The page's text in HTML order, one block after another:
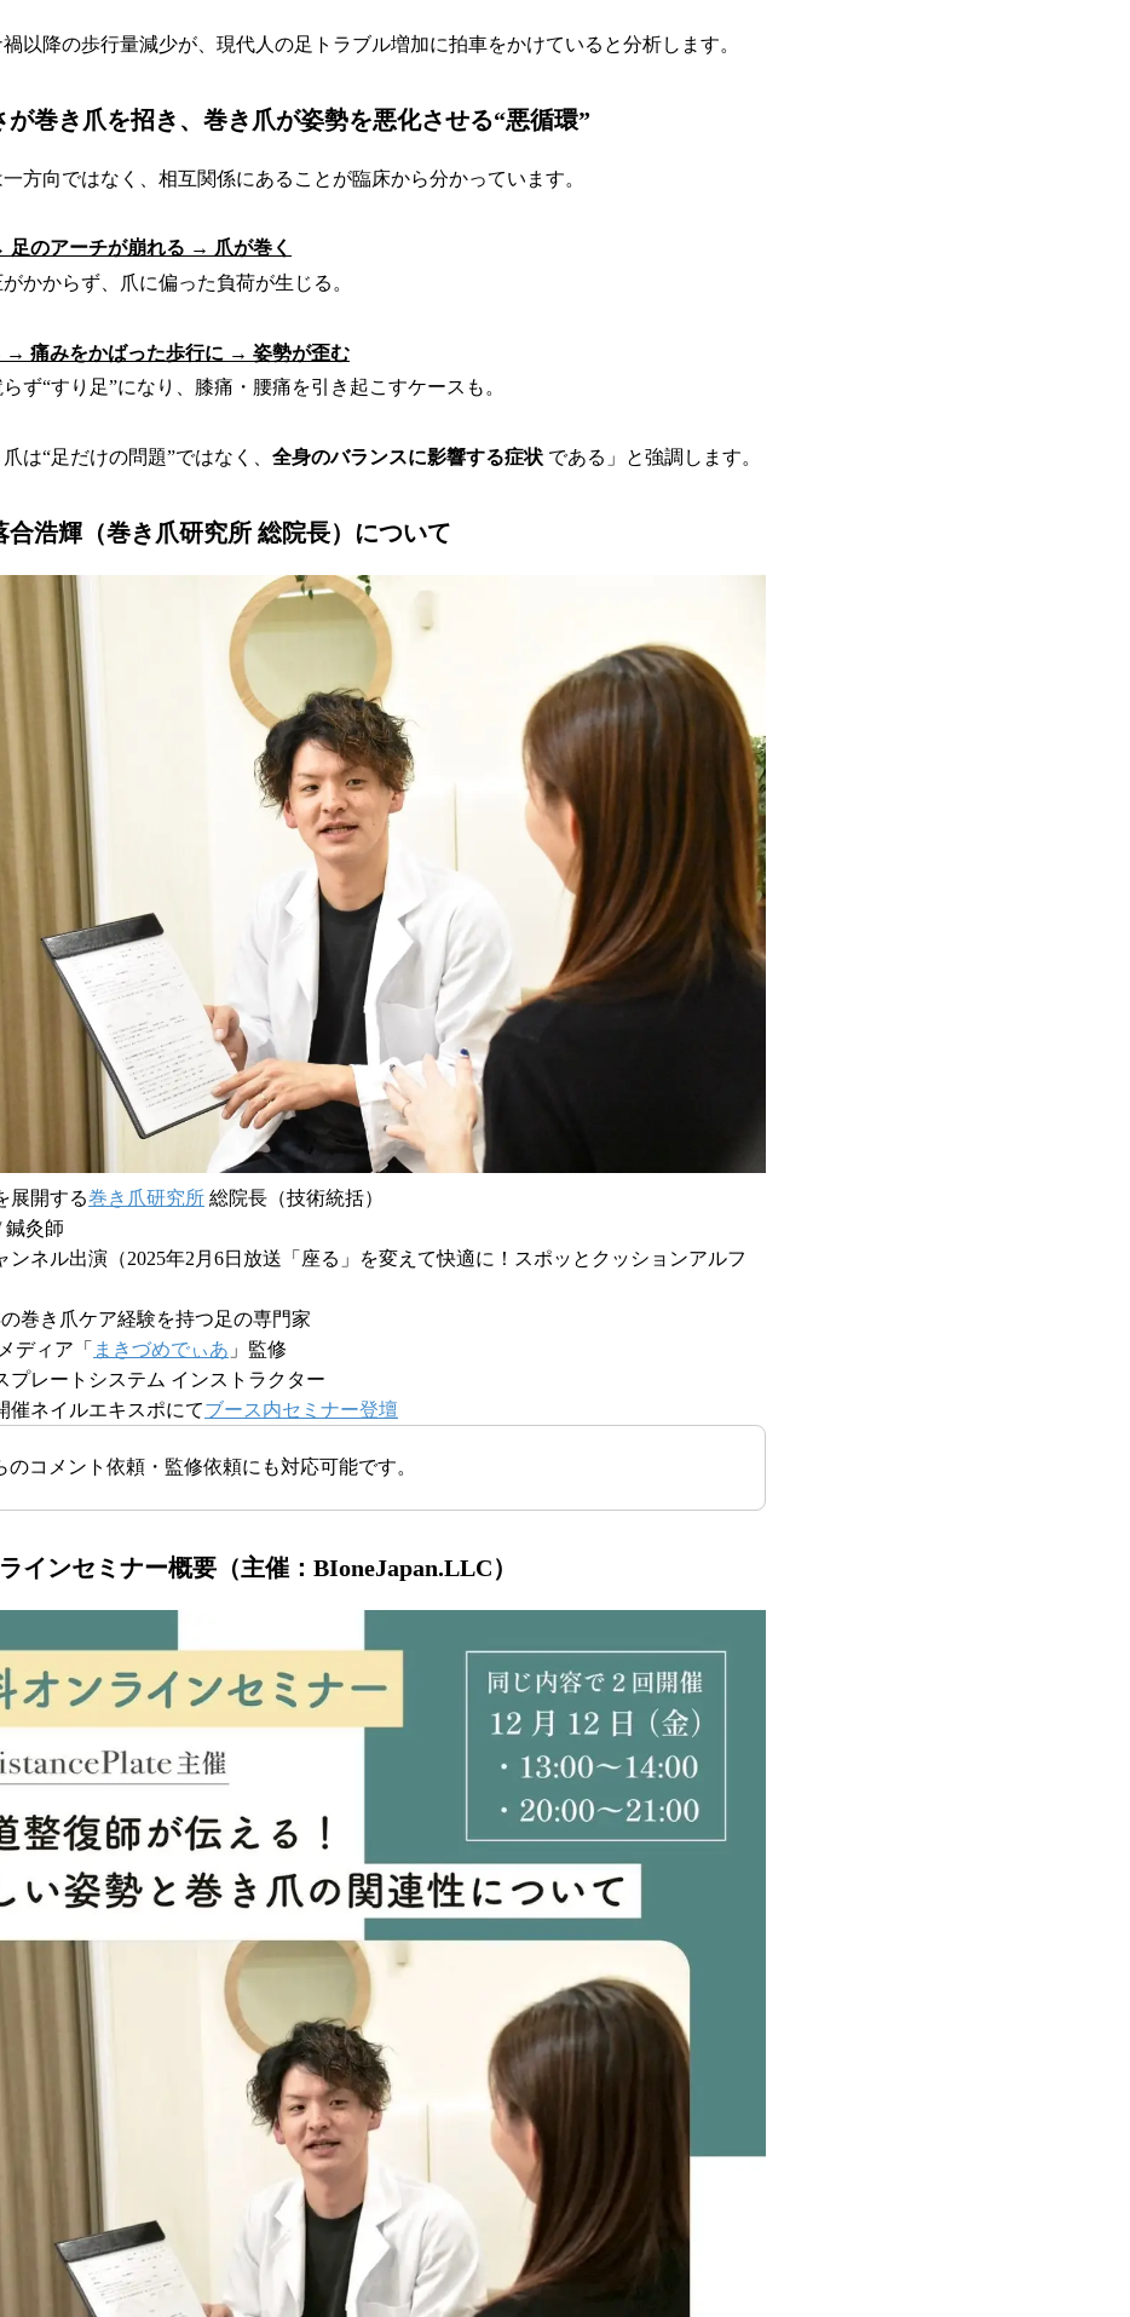
以降の歩行量減少が、現代人の足トラブル増加に拍車をかけていると分析します。
が巻き爪を招き、巻き爪が姿勢を悪化させる“悪循環”
方向ではなく、相互関係にあることが臨床から分かっています。
足のアーチが崩れる → 爪が巻く
かからず、爪に偏った負荷が生じる。
→ 痛みをかばった歩行に → 姿勢が歪む
ず“すり足”になり、膝痛・腰痛を引き起こすケースも。
は“足だけの問題”ではなく、 全身のバランスに影響する症状 である」と強調します。
合浩輝（巻き爪研究所 総院長）について
展開する巻き爪研究所 総院長（技術統括）
鍼灸師
ンネル出演（2025年2月6日放送「座る」を変えて快適に！スポッとクッションアルフ
の巻き爪ケア経験を持つ足の専門家
ディア「 まきづめでぃあ 」監修
プレートシステム インストラクター
催ネイルエキスポにてブース内セミナー登壇
のコメント依頼・監修依頼にも対応可能です。
インセミナー概要（主催：BIoneJapan.LLC）